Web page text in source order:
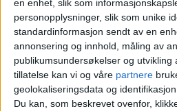
en enhet, slik som
personopplysninger, slik som unike
standardinformasjon sendt av en
annonsering og innhold, måling av
publikumsundersøkelser og utvikling
tillatelse kan vi og våre partnere
geolokaliseringsdata og
Du kan, som beskrevet ovenfor,
Bak Yango-
står det russiske
- techgiganten